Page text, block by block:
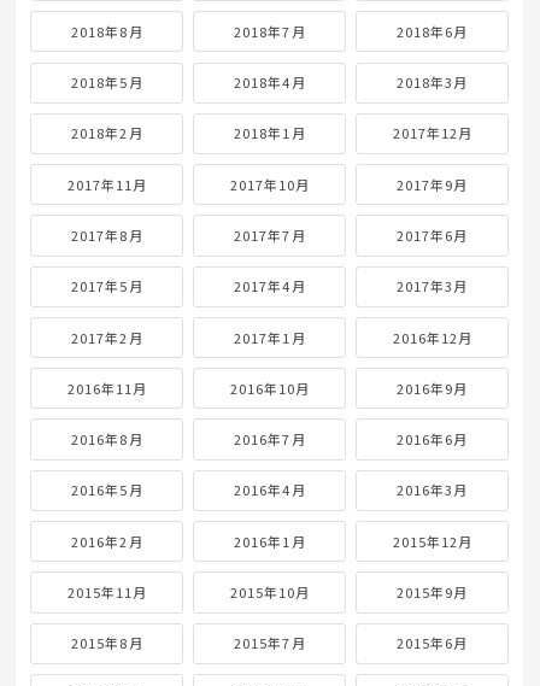
2018年8月 2018年7月 2018年6月
2018年5月 2018年4月 2018年3月
2018年2月 2018年1月 2017年12月
2017年11月 2017年10月 2017年9月
2017年8月 2017年7月 2017年6月
2017年5月 2017年4月 2017年3月
2017年2月 2017年1月 2016年12月
2016年11月 2016年10月 2016年9月
2016年8月 2016年7月 2016年6月
2016年5月 2016年4月 2016年3月
2016年2月 2016年1月 2015年12月
2015年11月 2015年10月 2015年9月
2015年8月 2015年7月 2015年6月